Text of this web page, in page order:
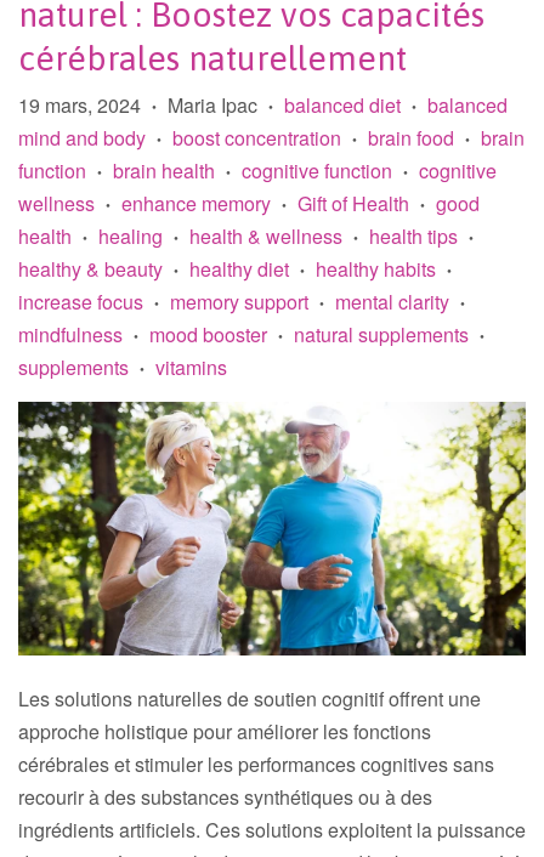
naturel : Boostez vos capacités
cérébrales naturellement
19 mars, 2024 • Maria Ipac • balanced diet • balanced
mind and body • boost concentration • brain food • brain
function
• brain health • cognitive function • cognitive
wellness • enhance memory • Gift of Health • good
health
• healing • health & wellness • health tips •
healthy & beauty • healthy diet • healthy habits •
increase focus • memory support • mental clarity •
mindfulness • mood booster • natural supplements •
supplements • vitamins
Les solutions naturelles de soutien cognitif offrent une
approche holistique pour améliorer les fonctions
cérébrales et stimuler les performances cognitives sans
recourir à des substances synthétiques ou à des
ingrédients artificiels. Ces solutions exploitent la puissance